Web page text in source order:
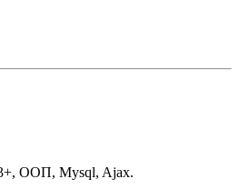
ООП, Mysql, Ajax.